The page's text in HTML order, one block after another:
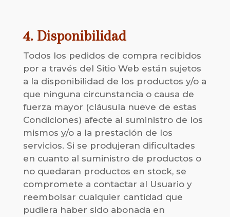
4. Disponibilidad
Todos los pedidos de compra recibidos
por a través del Sitio Web están sujetos
a la disponibilidad de los productos y/o a
que ninguna circunstancia o causa de
fuerza mayor (cláusula nueve de estas
Condiciones) afecte al suministro de los
mismos y/o a la prestación de los
servicios. Si se produjeran dificultades
en cuanto al suministro de productos o
no quedaran productos en stock, se
compromete a contactar al Usuario y
reembolsar cualquier cantidad que
pudiera haber sido abonada en